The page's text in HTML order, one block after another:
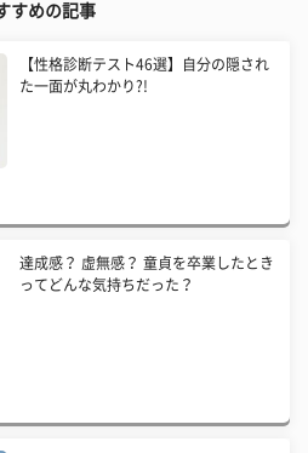
すめの記事
【性格診断テスト46選】自分の隠され
た一面が丸わかり?!
達成感？ 虚無感？ 童貞を卒業したとき
ってどんな気持ちだった？